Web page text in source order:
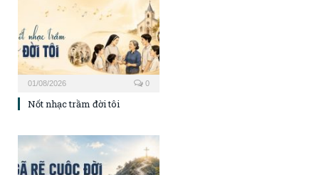
01/08/2026 0
Nốt nhạc trầm đời tôi